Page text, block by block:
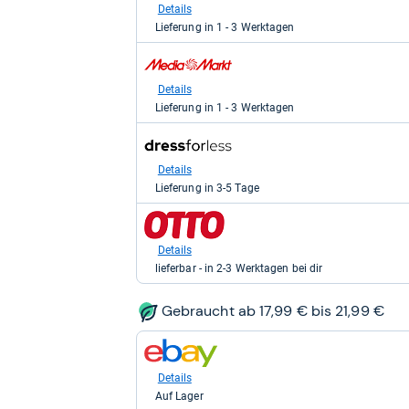
eBay
für
kaufen.
Details
Auf Lager
Saturn
für
kaufen.
Details
Lieferung in 1 - 3 Werktagen
zum
Shop:
Media
Markt
29,99
Details
Lieferung in 1 - 3 Werktagen
Shop:
Dress
for
Less
(via
Awin)
für
35,77
kaufen.
Details
Lieferung in 3-5 Tage
zum
Shop:
Otto.de
für
kaufen.
Details
lieferbar - in 2-3 Werktagen bei dir
Gebraucht ab 17,99 € bis 21,99 €
zum
Shop:
für
Details
Auf Lager